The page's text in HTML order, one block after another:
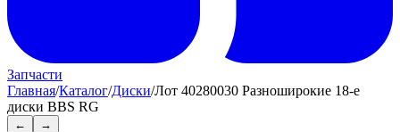
Запчасти
Главная/Каталог/Диски/Лот 40280030 Разноширокие 18-е
диски BBS RG
← →